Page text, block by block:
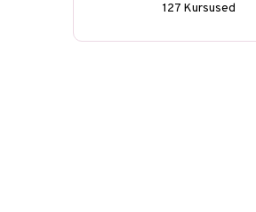
127 Kursused